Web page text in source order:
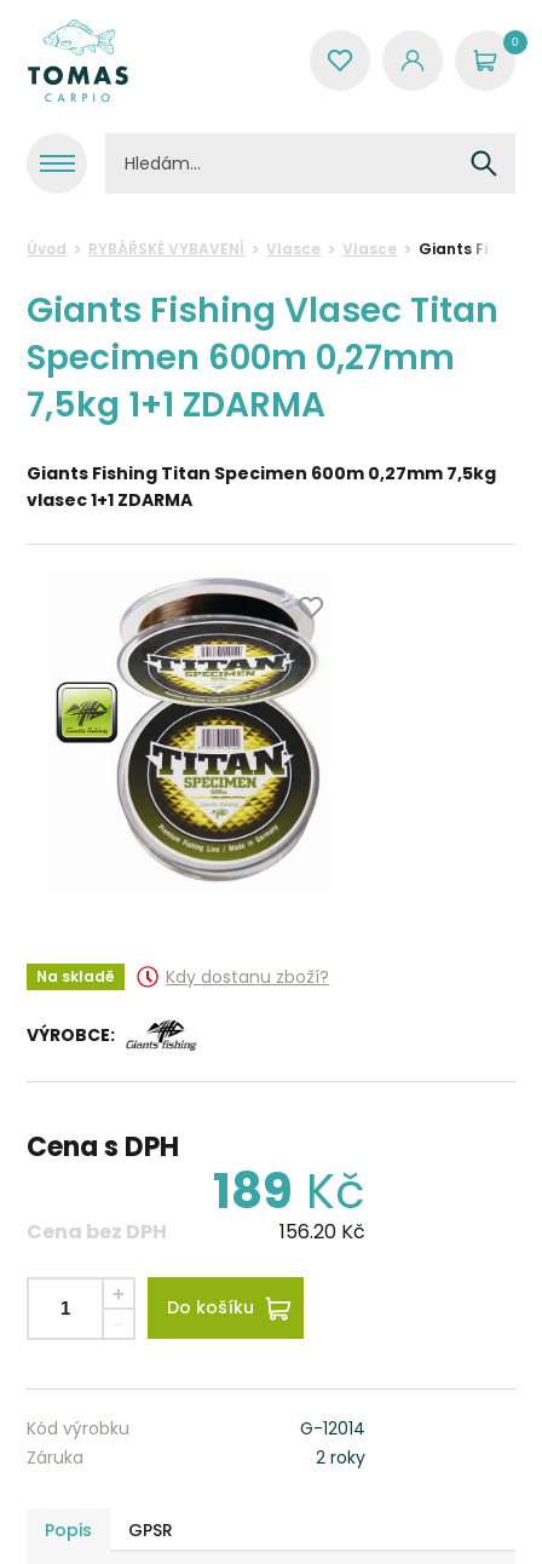
0
Úvod RYBÁŘSKÉ VYBAVENÍ Vlasce Vlasce Giants Fishing
Giants Fishing Vlasec Titan
Specimen 600m 0,27mm
7,5kg 1+1 ZDARMA
Giants Fishing Titan Specimen 600m 0,27mm 7,5kg
vlasec 1+1 ZDARMA
Na skladě Kdy dostanu zboží?
VÝROBCE:
Cena s DPH
189 Kč
Cena bez DPH 156.20 Kč
Do košíku
Kód výrobku
G-12014
Záruka
2 roky
Popis GPSR